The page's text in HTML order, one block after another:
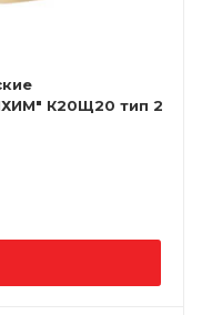
К20Щ20 тип 2